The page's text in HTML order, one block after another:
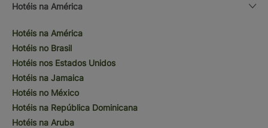
Hotéis na América
Hotéis na América
Hotéis no Brasil
Hotéis nos Estados Unidos
Hotéis na Jamaica
Hotéis no México
Hotéis na República Dominicana
Hotéis na Aruba